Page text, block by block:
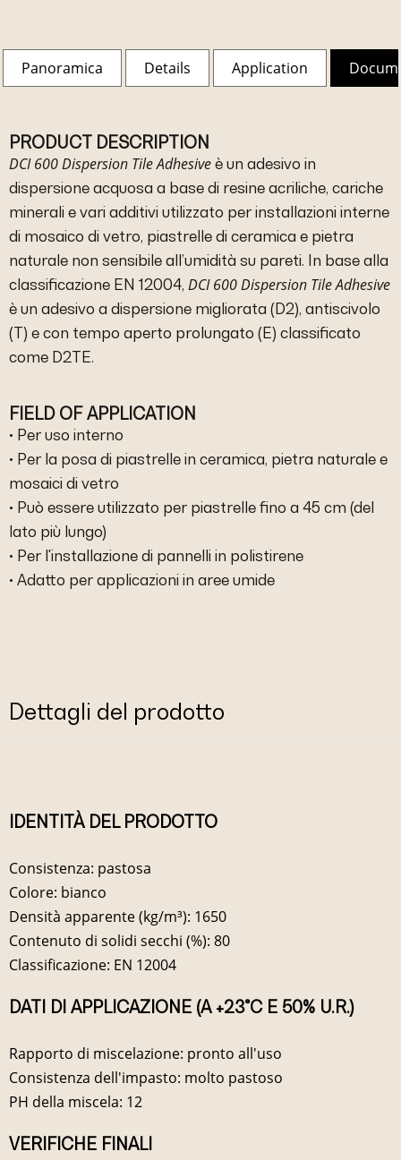
Panoramica Details Application
PRODUCT DESCRIPTION
DCI 600 Dispersion Tile Adhesive è un adesivo in
dispersione acquosa a base di resine acriliche, cariche
minerali e vari additivi utilizzato per installazioni interne
di mosaico di vetro, piastrelle di ceramica e pietra
naturale non sensibile all’umidità su pareti. In base alla
classificazione EN 12004, DCI 600 Dispersion Tile Adhesive
è un adesivo a dispersione migliorata (D2), antiscivolo
(T) e con tempo aperto prolungato (E) classificato
come D2TE.
FIELD OF APPLICATION
• Per uso interno
• Per la posa di piastrelle in ceramica, pietra naturale e
mosaici di vetro
• Può essere utilizzato per piastrelle fino a 45 cm (del
lato più lungo)
• Per l'installazione di pannelli in polistirene
• Adatto per applicazioni in aree umide
Dettagli del prodotto
IDENTITÀ DEL PRODOTTO
Consistenza: pastosa
Colore: bianco
Densità apparente (kg/m³): 1650
Contenuto di solidi secchi (%): 80
Classificazione: EN 12004
DATI DI APPLICAZIONE (A +23°C E 50% U.R.)
Rapporto di miscelazione: pronto all'uso
Consistenza dell'impasto: molto pastoso
PH della miscela: 12
VERIFICHE FINALI